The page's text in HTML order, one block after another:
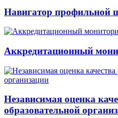
Навигатор профильной
Аккредитационный
Независимая оценка
образовательной